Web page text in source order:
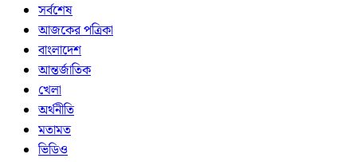
সর্বশেষ
আজকের পত্রিকা
বাংলাদেশ
আন্তর্জাতিক
খেলা
অর্থনীতি
মতামত
ভিডিও